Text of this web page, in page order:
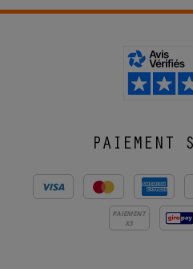
PAIEMENT
PAIEMENT
X3